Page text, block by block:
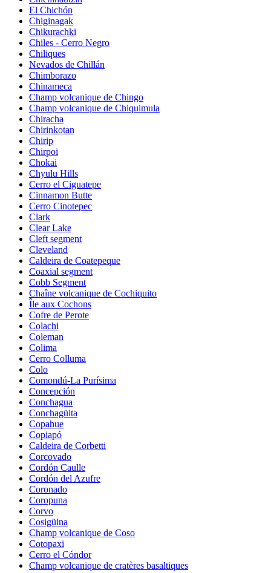
El Chichón
Chiginagak
Chikurachki
Chiles - Cerro Negro
Chiliques
Nevados de Chillán
Chimborazo
Chinameca
Champ volcanique de Chingo
Champ volcanique de Chiquimula
Chiracha
Chirinkotan
Chirip
Chirpoi
Chokai
Chyulu Hills
Cerro el Ciguatepe
Cinnamon Butte
Cerro Cinotepec
Clark
Clear Lake
Cleft segment
Cleveland
Caldeira de Coatepeque
Coaxial segment
Cobb Segment
Chaîne volcanique de Cochiquito
Île aux Cochons
Cofre de Perote
Colachi
Coleman
Colima
Cerro Colluma
Colo
Comondú-La Purísima
Concepción
Conchagua
Conchagüita
Copahue
Copiapó
Caldeira de Corbetti
Corcovado
Cordón Caulle
Cordón del Azufre
Coronado
Coropuna
Corvo
Cosigüina
Champ volcanique de Coso
Cotopaxi
Cerro el Cóndor
Champ volcanique de cratères basaltiques